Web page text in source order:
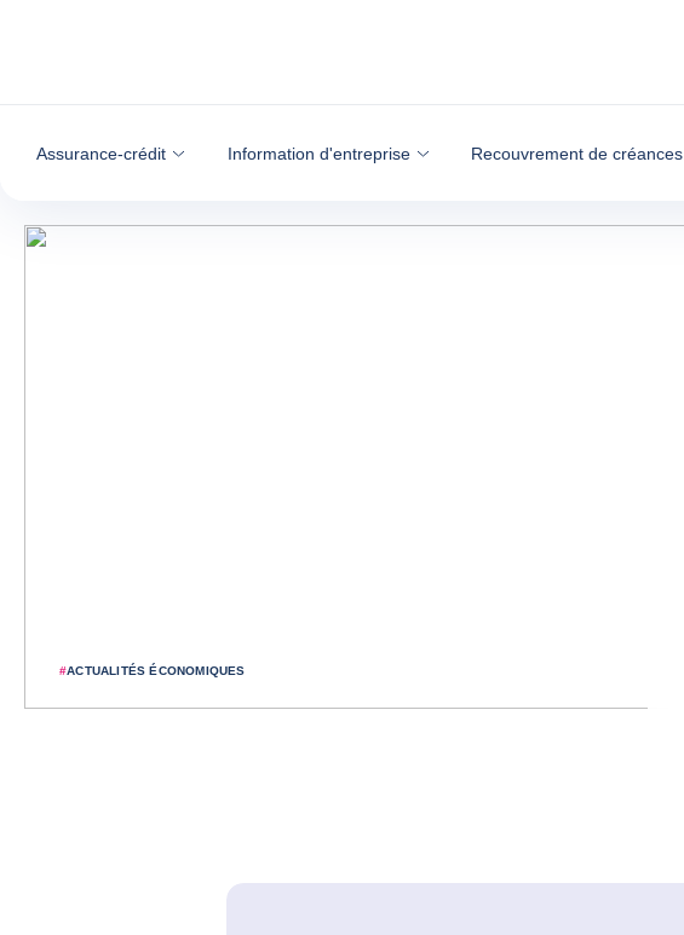
Assurance-crédit Information d'entreprise Recouvrement de créances
#ACTUALITÉS ÉCONOMIQUES